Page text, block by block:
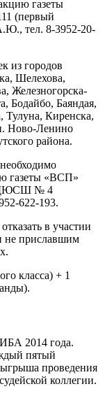
газеты
(первый
тел. 8-3952-20-
из городов
Шелехова,
Железногорска-
Бодайбо, Баяндая,
Киренска,
Ново-Ленино
района.
газеты «ВСП»
ДЮСШ № 4
622-193.
в участии
не приславшим
класса) + 1
2014 года.
пятый
проведения
коллегии.